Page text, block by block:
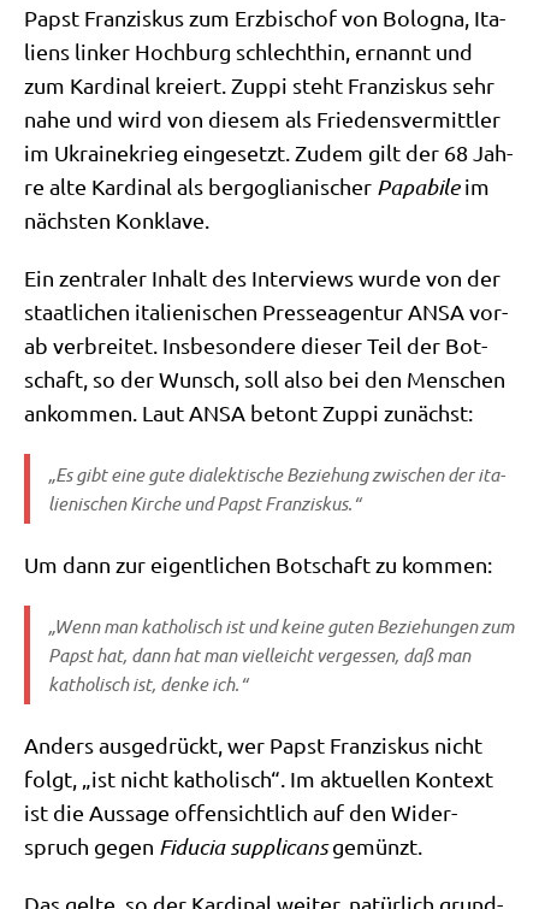
Papst Fran­zis­kus zum Erz­bi­schof von Bolo­gna, Ita­
li­ens lin­ker Hoch­burg schlecht­hin, ernannt und
zum Kar­di­nal kre­iert. Zup­pi steht Fran­zis­kus sehr
nahe und wird von die­sem als Frie­dens­ver­mitt­ler
im Ukrai­ne­krieg ein­ge­setzt. Zudem gilt der 68 Jah­
re alte Kar­di­nal als berg­o­glia­ni­scher Papa­bi­leim
näch­sten Konklave.
Ein zen­tra­ler Inhalt des Inter­views wur­de von der
staat­li­chen ita­lie­ni­schen Pres­se­agen­tur ANSA vor­
ab ver­brei­tet. Ins­be­son­de­re die­ser Teil der Bot­
schaft, so der Wunsch, soll also bei den Men­schen
ankom­men. Laut ANSA betont Zup­pi zunächst:
„Es gibt eine gute dia­lek­ti­sche Bezie­hung zwi­schen der ita­
lie­ni­schen Kir­che und Papst Franziskus.“
Um dann zur eigent­li­chen Bot­schaft zu kommen:
„Wenn man katho­lisch ist und kei­ne guten Bezie­hun­gen zum
Papst hat, dann hat man viel­leicht ver­ges­sen, daß man
katho­lisch ist, den­ke ich.“
Anders aus­ge­drückt, wer Papst Fran­zis­kus nicht
folgt, „ist nicht katho­lisch“. Im aktu­el­len Kon­text
ist die Aus­sa­ge offen­sicht­lich auf den Wider­
spruch gegen Fidu­cia sup­pli­cansgemünzt.